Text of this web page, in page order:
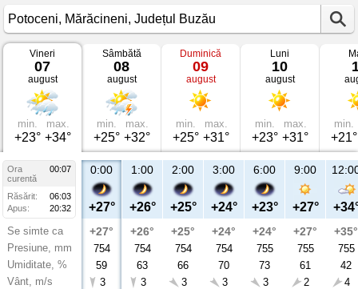
Vremea
Potoceni
Mărăcineni,
Județul
Buzău
Vineri
07
august
min.
+23°
max.
+34°
Sâmbătă
08
august
min.
+25°
max.
+32°
Duminică
09
august
min.
+25°
max.
+31°
Luni
10
august
min.
+23°
max.
+31°
min.
+21°
Ora
00:07
curentă
Răsărit:
06:03
Apus:
20:32
Se simte ca
Presiune, mm
Umiditate, %
Vânt, m/s
0:00
+27°
+27°
754
59
3
1:00
+26°
+26°
754
63
3
2:00
+25°
+25°
754
66
3
3:00
+24°
+24°
754
70
3
6:00
+23°
+24°
755
73
3
9:00
+27°
+27°
755
61
2
+35°
755
42
4